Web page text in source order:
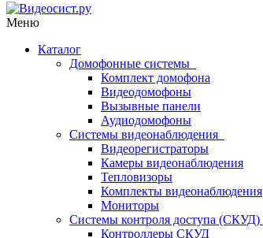
Меню
Каталог
Домофонные системы
Комплект домофона
Видеодомофоны
Вызывные панели
Аудиодомофоны
Системы видеонаблюдения
Видеорегистраторы
Камеры видеонаблюдения
Тепловизоры
Комплекты видеонаблюдения
Мониторы
Системы контроля доступа (СКУД)
Контроллеры СКУД